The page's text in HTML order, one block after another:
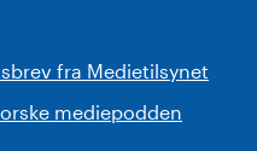
fra Medietilsynet
mediepodden